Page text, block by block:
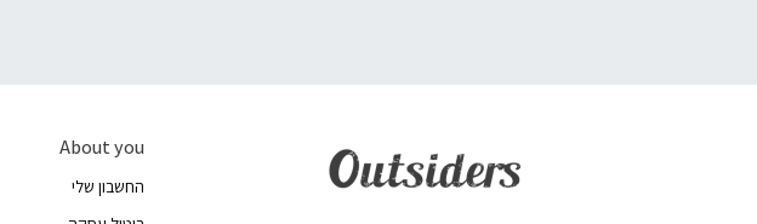
About you
החשבון שלי